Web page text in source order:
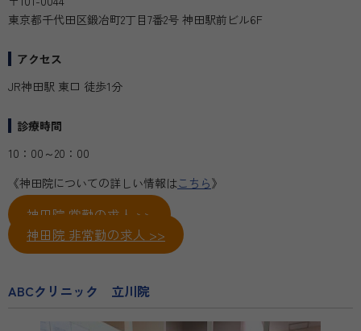
東京都千代田区鍛冶町2丁目7番2号 神田駅前ビル6F
アクセス
JR神田駅 東口 徒歩1分
診療時間
10：00～20：00
《神田院についての詳しい情報はこちら》
神田院 常勤の求人 >>
神田院 非常勤の求人 >>
ABCクリニック 立川院